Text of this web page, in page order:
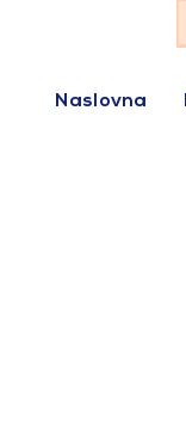
Naslovna